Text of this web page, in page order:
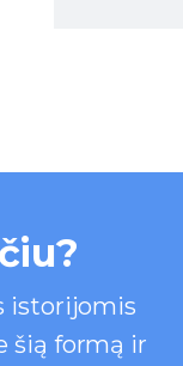
istorijomis
šią formą ir